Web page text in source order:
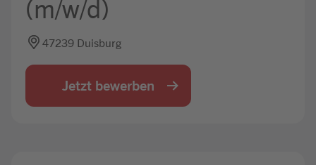
(m/w/d)
47239 Duisburg
Jetzt bewerben